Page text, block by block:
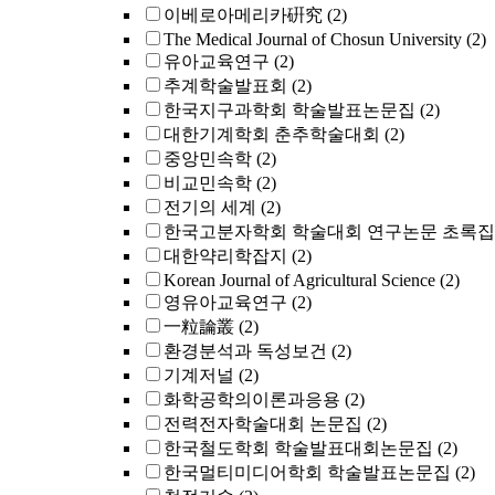
이베로아메리카硏究 (2)
The Medical Journal of Chosun University (2)
유아교육연구 (2)
추계학술발표회 (2)
한국지구과학회 학술발표논문집 (2)
대한기계학회 춘추학술대회 (2)
중앙민속학 (2)
비교민속학 (2)
전기의 세계 (2)
한국고분자학회 학술대회 연구논문 초록집
대한약리학잡지 (2)
Korean Journal of Agricultural Science (2)
영유아교육연구 (2)
一粒論叢 (2)
환경분석과 독성보건 (2)
기계저널 (2)
화학공학의이론과응용 (2)
전력전자학술대회 논문집 (2)
한국철도학회 학술발표대회논문집 (2)
한국멀티미디어학회 학술발표논문집 (2)